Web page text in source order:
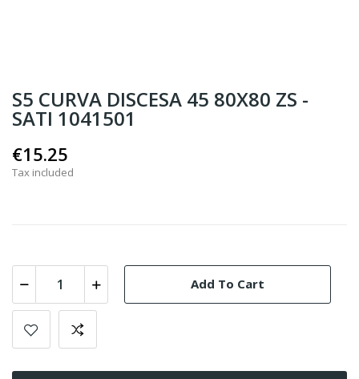
S5 CURVA DISCESA 45 80X80 ZS -
SATI 1041501
€15.25
Tax included
Add To Cart